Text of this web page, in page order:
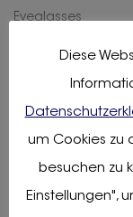
Eyeglasses
Diese
um Cookies zu
besuchen zu
Einstellungen",